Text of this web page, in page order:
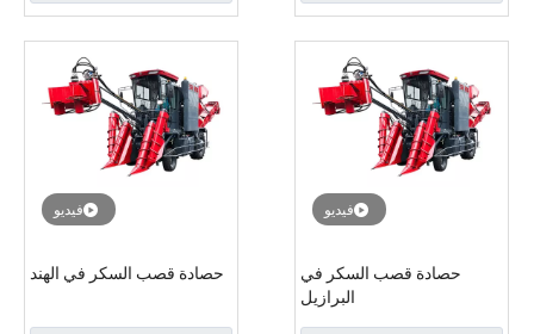
فيديو
حصادة قصب السكر في الهند
فيديو
حصادة قصب السكر في
البرازيل